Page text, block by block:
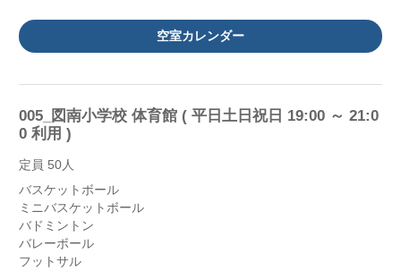
空室カレンダー
005_図南小学校 体育館 ( 平日土日祝日 19:00 ～ 21:0
0 利用 )
定員 50人
バスケットボール
ミニバスケットボール
バドミントン
バレーボール
フットサル